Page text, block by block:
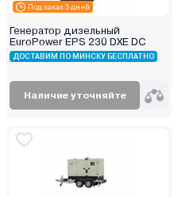
Под заказ 5 дней
Генератор дизельный
EuroPower EPS 230 DXE DC
ДОСТАВИМ ПО МИНСКУ БЕСПЛАТНО
Наличие уточняйте